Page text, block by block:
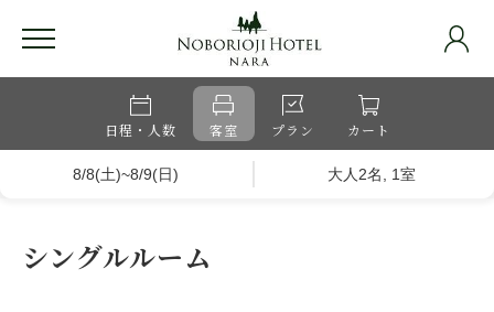
日程・人数 客室 プラン カート
8/8(土)~8/9(日) 大人2名, 1室
シングルルーム